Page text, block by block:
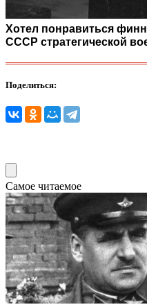
Хотел понравиться
СССР стратегической
Поделиться:
Самое читаемое